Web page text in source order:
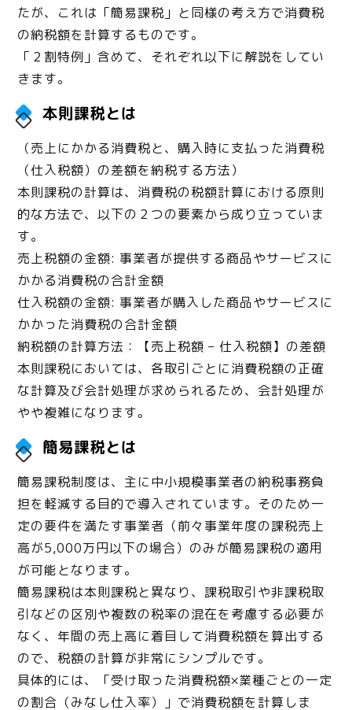
たが、これは「簡易課税」と同様の考え方で消費税
の納税額を計算するものです。
「２割特例」含めて、それぞれ以下に解説をしてい
きます。
本則課税とは
（売上にかかる消費税と、購入時に支払った消費税
（仕入税額）の差額を納税する方法）
本則課税の計算は、消費税の税額計算における原則
的な方法で、以下の２つの要素から成り立っていま
す。
売上税額の金額: 事業者が提供する商品やサービスに
かかる消費税の合計金額
仕入税額の金額: 事業者が購入した商品やサービスに
かかった消費税の合計金額
納税額の計算方法：【売上税額 – 仕入税額】の差額
本則課税においては、各取引ごとに消費税額の正確
な計算及び会計処理が求められるため、会計処理が
やや複雑になります。
簡易課税とは
簡易課税制度は、主に中小規模事業者の納税事務負
担を軽減する目的で導入されています。そのため一
定の要件を満たす事業者（前々事業年度の課税売上
高が5,000万円以下の場合）のみが簡易課税の適用
が可能となります。
簡易課税は本則課税と異なり、課税取引や非課税取
引などの区別や複数の税率の混在を考慮する必要が
なく、年間の売上高に着目して消費税額を算出する
ので、税額の計算が非常にシンプルです。
具体的には、「受け取った消費税額×業種ごとの一定
の割合（みなし仕入率）」で消費税額を計算しま